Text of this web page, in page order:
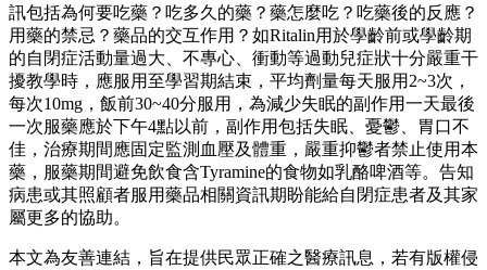
訊包括為何要吃藥？吃多久的藥？藥怎麼吃？吃藥後的反應？
用藥的禁忌？藥品的交互作用？如Ritalin用於學齡前或學齡期
的自閉症活動量過大、不專心、衝動等過動兒症狀十分嚴重干
擾教學時，應服用至學習期結束，平均劑量每天服用2~3次，
每次10mg，飯前30~40分服用，為減少失眠的副作用一天最後
一次服藥應於下午4點以前，副作用包括失眠、憂鬱、胃口不
佳，治療期間應固定監測血壓及體重，嚴重抑鬱者禁止使用本
藥，服藥期間避免飲食含Tyramine的食物如乳酪啤酒等。告知
病患或其照顧者服用藥品相關資訊期盼能給自閉症患者及其家
屬更多的協助。
本文為友善連結，旨在提供民眾正確之醫療訊息，若有版權侵